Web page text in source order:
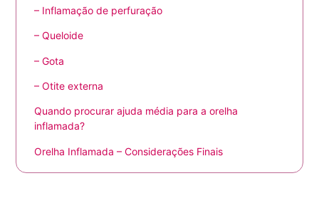
– Inflamação de perfuração
– Queloide
– Gota
– Otite externa
Quando procurar ajuda média para a orelha
inflamada?
Orelha Inflamada – Considerações Finais